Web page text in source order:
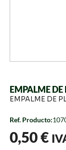
EMPALME
EMPALME DE
Ref. Producto:
0,50€